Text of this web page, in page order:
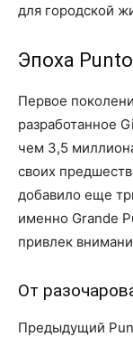
для городской
Эпоха Punto
Первое
разработанное
чем 3,5
своих
добавило еще
именно Grande
привлек
От
Предыдущий